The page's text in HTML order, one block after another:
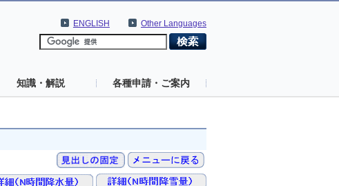
Other Languages
ENGLISH
知識・解説 各種申請・ご案内